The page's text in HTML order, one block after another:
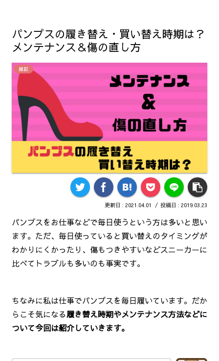
パンプスの履き替え・買い替え時期は？
メンテナンス＆傷の直し方
雑記
2021.04.01 2019.03.23
パンプスをお仕事などで毎日使うという方は多いと思い
ます。ただ、毎日使っていると買い替えのタイミングが
わかりにくかったり、傷もつきやすいなどスニーカーに
比べてトラブルも多いのも事実です。
ちなみに私は仕事でパンプスを毎日履いています。だか
らこそ気になる履き替え時期やメンテナンス方法などに
ついて今回は紹介していきます。